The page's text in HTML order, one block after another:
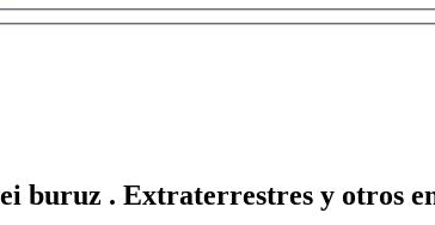
buruz . Extraterrestres y otros